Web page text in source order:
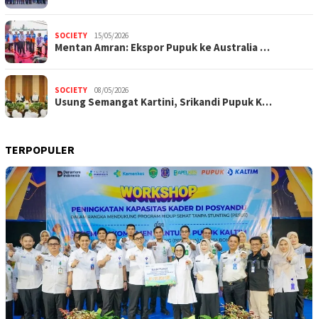
SOCIETY 15/05/2026
Mentan Amran: Ekspor Pupuk ke Australia …
SOCIETY 08/05/2026
Usung Semangat Kartini, Srikandi Pupuk K…
TERPOPULER